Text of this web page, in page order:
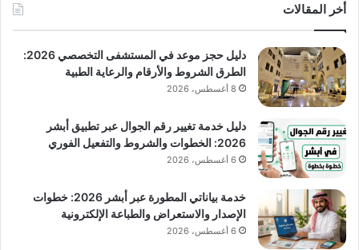
أخر المقالات
دليل حجز موعد في المستشفى التخصصي 2026:
الطرق الشروط والأرقام والرعاية الطبية
8 أغسطس، 2026
دليل خدمة تغيير رقم الجوال عبر تطبيق أبشر
2026: الخطوات والشروط والتفعيل الفوري
6 أغسطس، 2026
خدمة بياناتي المطورة عبر أبشر 2026: خطوات
الإصدار والاستعراض والطباعة الإلكترونية
6 أغسطس، 2026